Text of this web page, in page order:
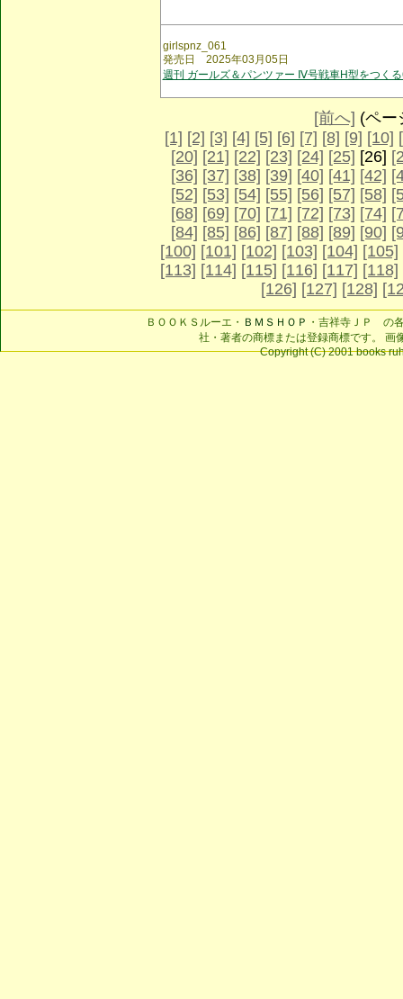
girlspnz_061
発売日 2025年03月05日
週刊 ガールズ＆パンツァー Ⅳ号戦車H型をつく
[前へ] (ペ
[1] [2] [3] [4] [5] [6] [7] [8] [9] [10]
[20] [21] [22] [23] [24] [25] [26]
[36] [37] [38] [39] [40] [41] [42]
[52] [53] [54] [55] [56] [57] [58]
[68] [69] [70] [71] [72] [73] [74]
[84] [85] [86] [87] [88] [89] [90]
[100] [101] [102] [103] [104] [105]
[113] [114] [115] [116] [117] [118]
[126] [127] [128]
ＢＯＯＫＳルーエ・ ＢＭＳＨＯＰ ・吉祥寺ＪＰ の
社・著者の商標または登録商標です。 画
Copyright (C) 2001 books